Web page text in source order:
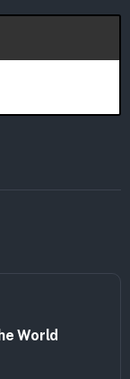
World